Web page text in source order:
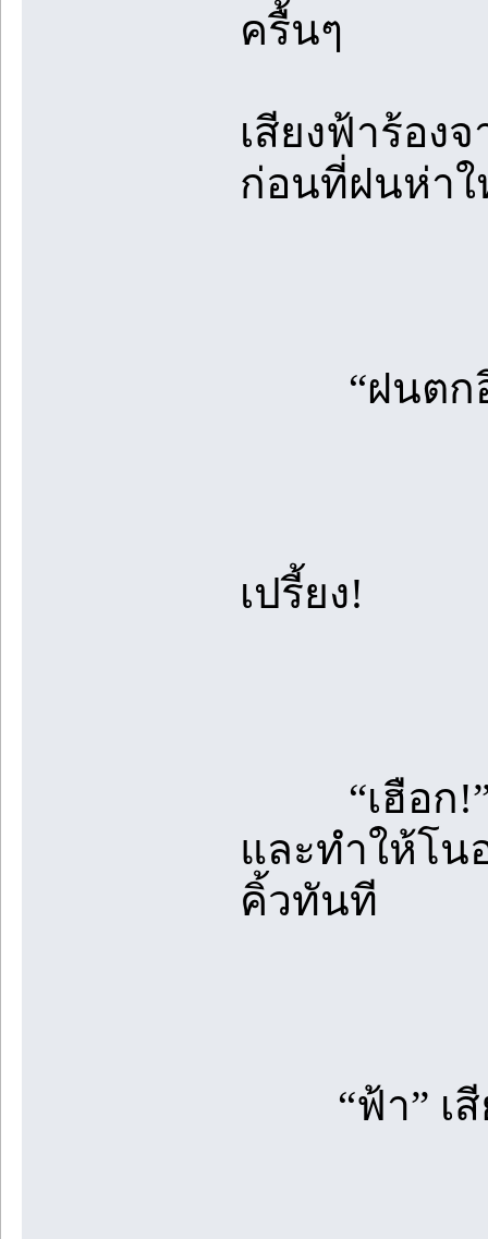
ครื้นๆ
เสียงฟ้าร้อง
ก่อนที่ฝนห่าใ
“ฝนตกอีก
เปรี้ยง!
“เฮือก!”
และทำให้โน
คิ้วทันที
“ฟ้า” เสีย